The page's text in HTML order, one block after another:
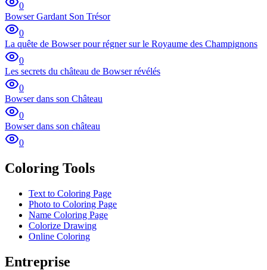
0
Bowser Gardant Son Trésor
0
La quête de Bowser pour régner sur le Royaume des Champignons
0
Les secrets du château de Bowser révélés
0
Bowser dans son Château
0
Bowser dans son château
0
Coloring Tools
Text to Coloring Page
Photo to Coloring Page
Name Coloring Page
Colorize Drawing
Online Coloring
Entreprise